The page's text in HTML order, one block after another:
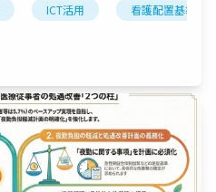
ICT活用 看護配置基準